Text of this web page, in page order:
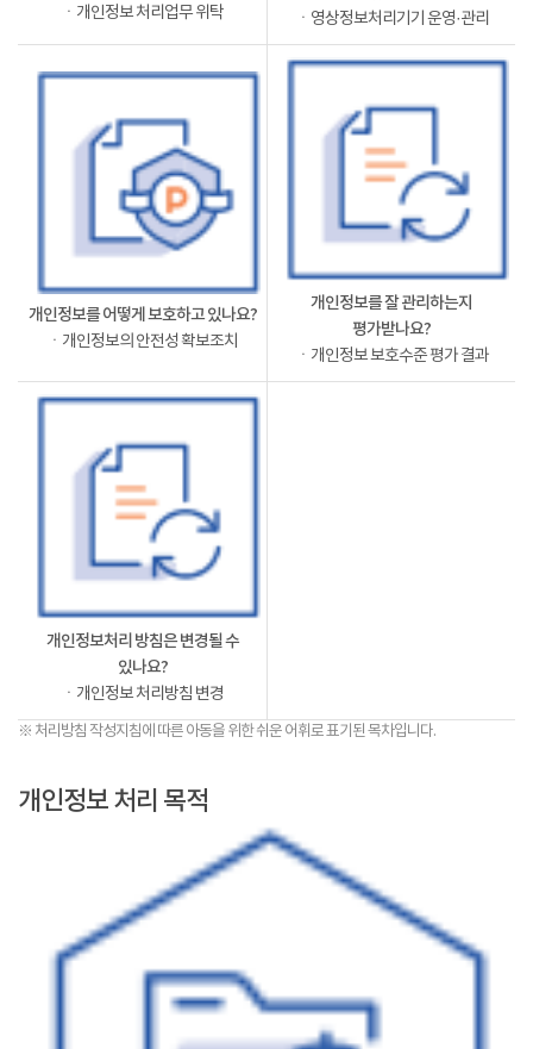
ㆍ개인정보 처리업무 위탁 ㆍ영상정보처리기기 운영·관리
개인정보를 어떻게 보호하고 있나요?
ㆍ개인정보의 안전성 확보조치
개인정보를 잘 관리하는지
평가받나요?
ㆍ개인정보 보호수준 평가 결과
개인정보처리 방침은 변경될 수
있나요?
ㆍ개인정보 처리방침 변경
※ 처리방침 작성지침에 따른 아동을 위한 쉬운 어휘로 표기된 목차입니다.
개인정보 처리 목적